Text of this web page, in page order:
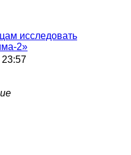
исследовать
2»
23:57